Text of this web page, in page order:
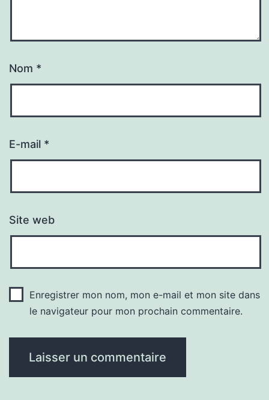
Nom *
E-mail *
Site web
Enregistrer mon nom, mon e-mail et mon site dans
le navigateur pour mon prochain commentaire.